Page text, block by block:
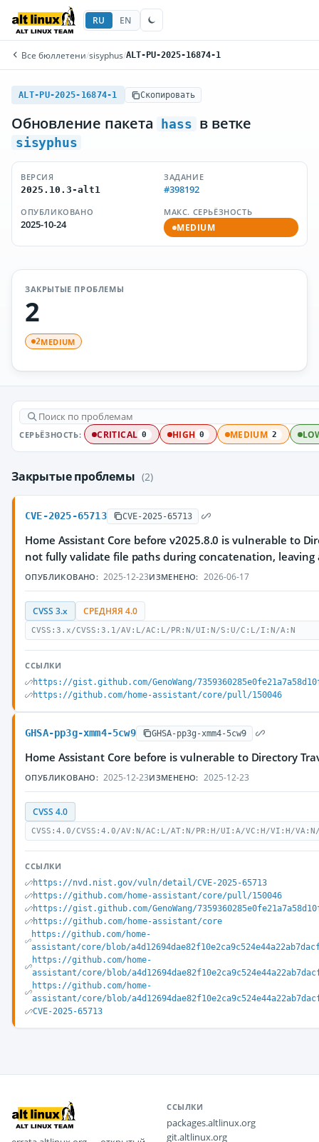
RU EN
Все бюллетени/sisyphus/ALT-PU-2025-16874-1
ALT-PU-2025-16874-1 Скопировать
Обновление пакета hass в ветке
sisyphus
ВЕРСИЯ
2025.10.3-alt1
ЗАДАНИЕ
#398192
ОПУБЛИКОВАНО
2025-10-24
МАКС. СЕРЬЁЗНОСТЬ
MEDIUM
ЗАКРЫТЫЕ ПРОБЛЕМЫ
2
2MEDIUM
СЕРЬЁЗНОСТЬ: CRITICAL 0 HIGH 0 MEDIUM 2
Закрытые проблемы (2)
CVE-2025-65713 CVE-2025-65713
Home Assistant Core before v2025.8.0 is vulnerable to
not fully validate file paths during concatenation,
ОПУБЛИКОВАНО: 2025-12-23ИЗМЕНЕНО: 2026-06-17
CVSS 3.x СРЕДНЯЯ 4.0
CVSS:3.x/CVSS:3.1/AV:L/AC:L/PR:N/UI:N/S:U/C:L/I:N/A:N
ССЫЛКИ
https://gist.github.com/GenoWang/
https://github.com/home-assistant/core/pull/150046
GHSA-pp3g-xmm4-5cw9 GHSA-pp3g-xmm4-5cw9
Home Assistant Core before is vulnerable to Directory
ОПУБЛИКОВАНО: 2025-12-23ИЗМЕНЕНО: 2025-12-23
CVSS 4.0
CVSS:4.0/CVSS:4.0/AV:N/AC:L/AT:N/PR:H/UI:A/VC:H/VI:H/
ССЫЛКИ
https://nvd.nist.gov/vuln/detail/CVE-2025-65713
https://github.com/home-assistant/core/pull/150046
https://gist.github.com/GenoWang/
https://github.com/home-assistant/core
https://github.com/home-
assistant/core/blob/
https://github.com/home-
assistant/core/blob/
https://github.com/home-
assistant/core/blob/
CVE-2025-65713
ССЫЛКИ
packages.altlinux.org
git.altlinux.org